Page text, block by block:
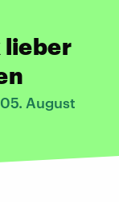
lieber
August